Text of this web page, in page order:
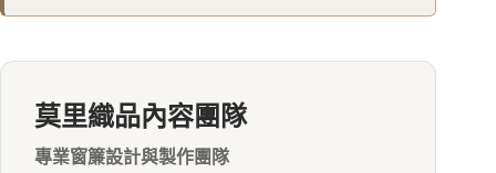
莫里織品內容團隊
專業窗簾設計與製作團隊